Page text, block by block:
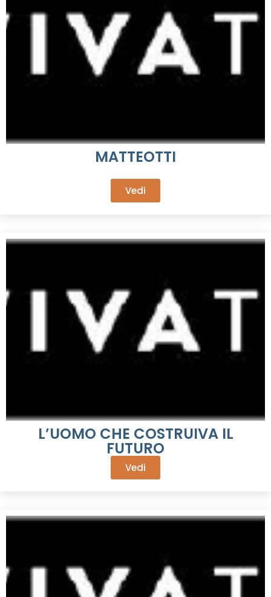
MATTEOTTI
Vedi
L’UOMO CHE COSTRUIVA IL
FUTURO
Vedi